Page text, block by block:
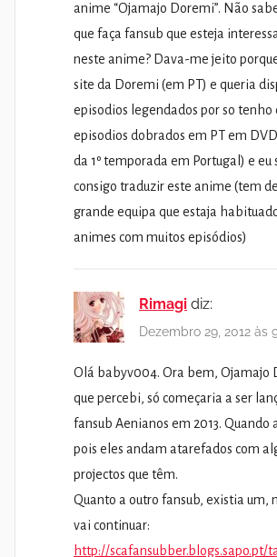
anime “Ojamajo Doremi”. Não
que faça fansub que esteja
neste anime? Dava-me jeito
site da Doremi (em PT) e queria
episodios legendados por so tenho
episodios dobrados em PT em
da 1º temporada em Portugal) e eu
consigo traduzir este anime (tem
grande equipa que estaja
animes com muitos episódios)
Rimagi diz:
Dezembro 29, 2012 às
Olá babyv004. Ora bem, Ojamajo
que percebi, só começaria a ser
fansub Aenianos em 2013. Quando
pois eles andam atarefados com
projectos que têm.
Quanto a outro fansub, existia um,
vai continuar:
http://scafansubber.blogs.sapo.pt/